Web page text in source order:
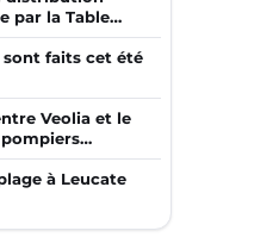
par la Table
sont faits cet été
Veolia et le
à Leucate